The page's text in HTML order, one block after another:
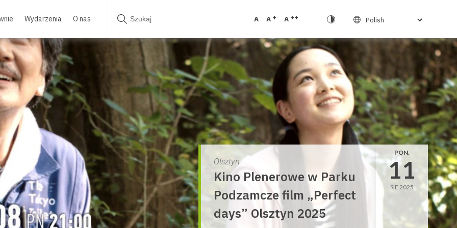
Wydarzenia O nas A A + A ++
Olsztyn
Kino Plenerowe w Parku
Podzamcze film „Perfect
days” Olsztyn 2025
PON.
11
SIE 2025